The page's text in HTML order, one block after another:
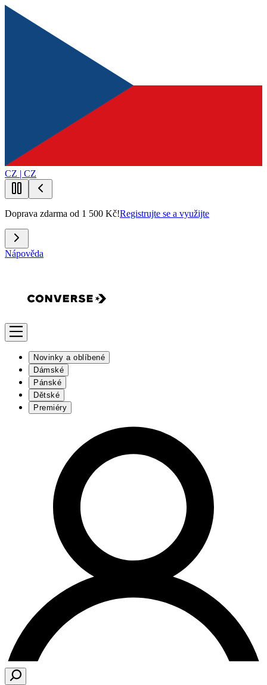
CZ | CZ
Doprava zdarma od 1 500 Kč!Registrujte se a využijte
Nápověda
Novinky a oblíbené
Dámské
Pánské
Dětské
Premiéry